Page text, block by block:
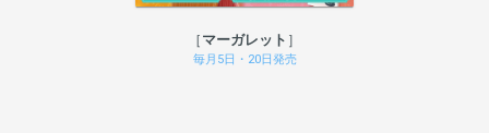
マーガレット
毎月5日・20日発売